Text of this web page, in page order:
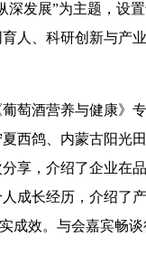
发展”为主题，设
人、科研创新与产
萄酒营养与健康》
西鸽、内蒙古阳光
享，介绍了企业在
成长经历，介绍了
成效。与会嘉宾畅